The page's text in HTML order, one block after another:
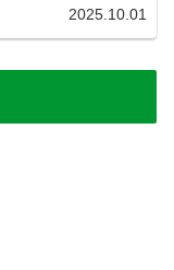
2025.10.01